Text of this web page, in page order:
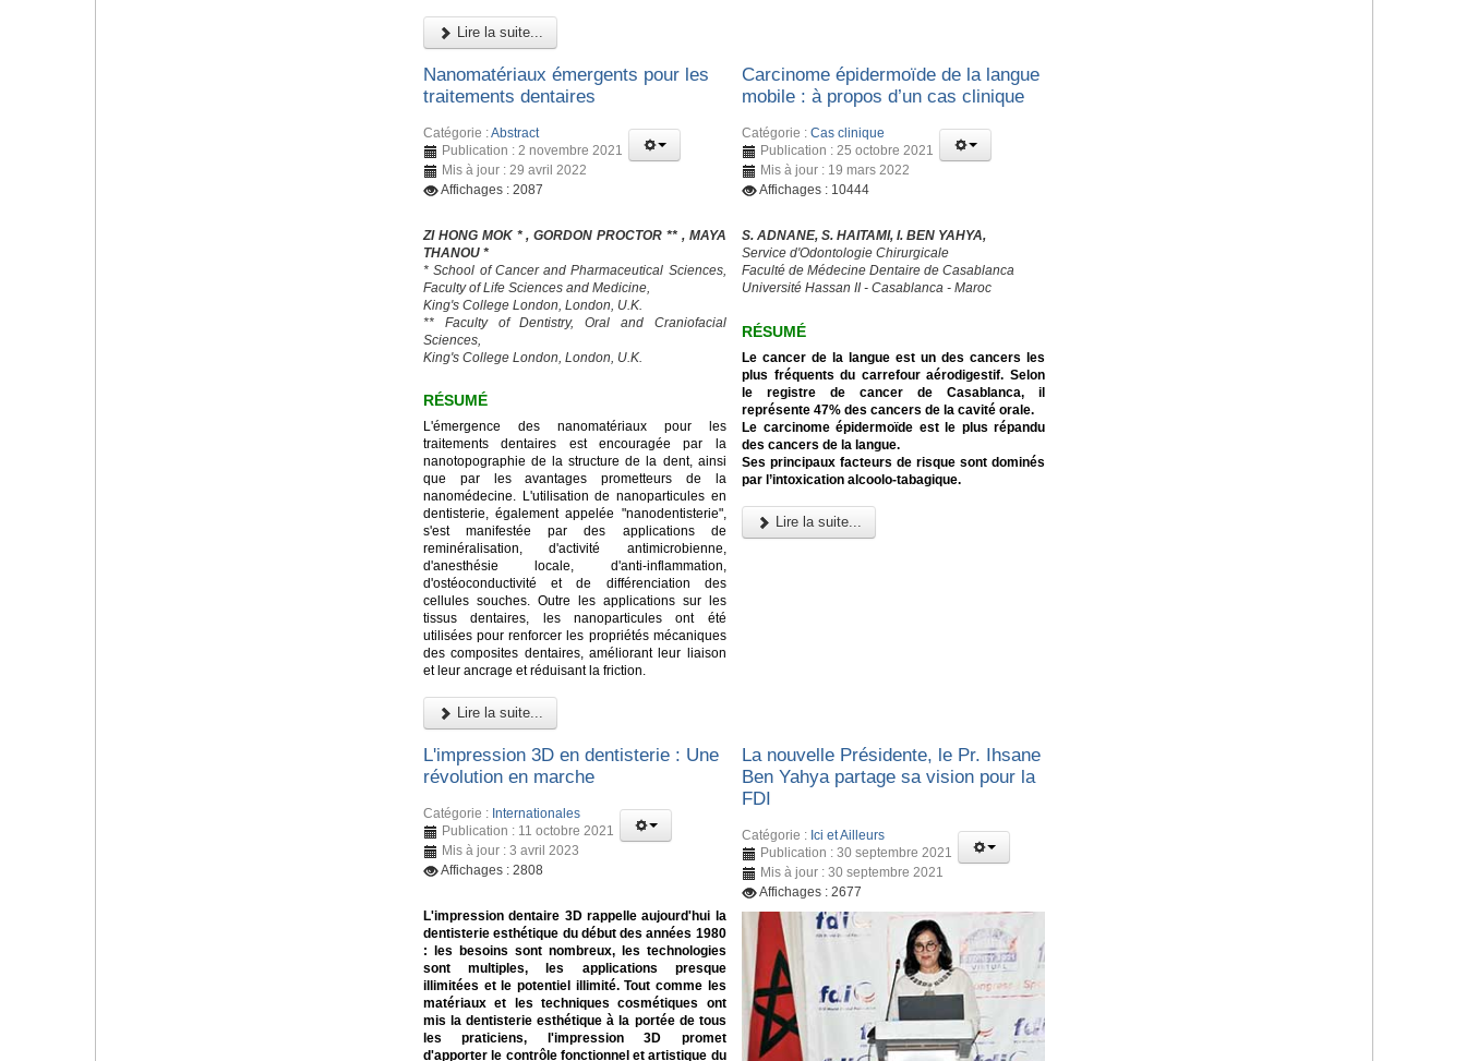
Lire la suite...
Nanomatériaux émergents pour les
traitements dentaires
Catégorie :Abstract
Publication : 2 novembre 2021
Mis à jour : 29 avril 2022
Affichages : 2087
ZI HONG MOK * , GORDON PROCTOR ** , MAYA
THANOU *
* School of Cancer and Pharmaceutical Sciences,
Faculty of Life Sciences and Medicine,
King's College London, London, U.K.
** Faculty of Dentistry, Oral and Craniofacial
Sciences,
King's College London, London, U.K.
RÉSUMÉ
L'émergence des nanomatériaux pour les
traitements dentaires est encouragée par la
nanotopographie de la structure de la dent, ainsi
que par les avantages prometteurs de la
nanomédecine. L'utilisation de nanoparticules en
dentisterie, également appelée "nanodentisterie",
s'est manifestée par des applications de
reminéralisation, d'activité antimicrobienne,
d'anesthésie locale, d'anti-inflammation,
d'ostéoconductivité et de différenciation des
cellules souches. Outre les applications sur les
tissus dentaires, les nanoparticules ont été
utilisées pour renforcer les propriétés mécaniques
des composites dentaires, améliorant leur liaison
et leur ancrage et réduisant la friction.
Lire la suite...
Carcinome épidermoïde de la langue
mobile : à propos d’un cas clinique
Catégorie :Cas clinique
Publication : 25 octobre 2021
Mis à jour : 19 mars 2022
Affichages : 10444
S. ADNANE, S. HAITAMI, I. BEN YAHYA,
Service d'Odontologie Chirurgicale
Faculté de Médecine Dentaire de Casablanca
Université Hassan II - Casablanca - Maroc
RÉSUMÉ
Le cancer de la langue est un des cancers les
plus fréquents du carrefour aérodigestif. Selon
le registre de cancer de Casablanca, il
représente 47% des cancers de la cavité orale.
Le carcinome épidermoïde est le plus répandu
des cancers de la langue.
Ses principaux facteurs de risque sont dominés
par l’intoxication alcoolo-tabagique.
Lire la suite...
L'impression 3D en dentisterie : Une
révolution en marche
Catégorie : Internationales
Publication : 11 octobre 2021
Mis à jour : 3 avril 2023
Affichages : 2808
L'impression dentaire 3D rappelle aujourd'hui la
dentisterie esthétique du début des années 1980
: les besoins sont nombreux, les technologies
sont multiples, les applications presque
illimitées et le potentiel illimité. Tout comme les
matériaux et les techniques cosmétiques ont
mis la dentisterie esthétique à la portée de tous
les praticiens, l'impression 3D promet
d'apporter le contrôle fonctionnel et artistique du
La nouvelle Présidente, le Pr. Ihsane
Ben Yahya partage sa vision pour la
FDI
Catégorie : Ici et Ailleurs
Publication : 30 septembre 2021
Mis à jour : 30 septembre 2021
Affichages : 2677